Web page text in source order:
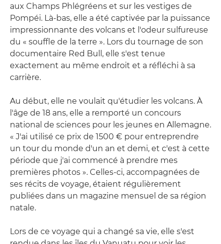
aux Champs Phlégréens et sur les vestiges de
Pompéi. Là-bas, elle a été captivée par la puissance
impressionnante des volcans et l'odeur sulfureuse
du « souffle de la terre ». Lors du tournage de son
documentaire Red Bull, elle s'est tenue
exactement au même endroit et a réfléchi à sa
carrière.
Au début, elle ne voulait qu'étudier les volcans. À
l'âge de 18 ans, elle a remporté un concours
national de sciences pour les jeunes en Allemagne.
« J'ai utilisé ce prix de 1500 € pour entreprendre
un tour du monde d'un an et demi, et c'est à cette
période que j'ai commencé à prendre mes
premières photos ». Celles-ci, accompagnées de
ses récits de voyage, étaient régulièrement
publiées dans un magazine mensuel de sa région
natale.
Lors de ce voyage qui a changé sa vie, elle s'est